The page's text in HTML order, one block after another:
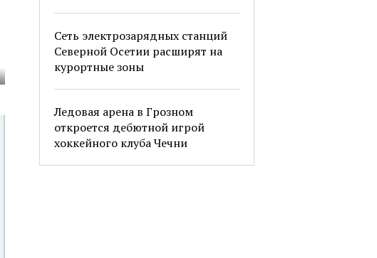
Сеть электрозарядных станций
Северной Осетии расширят на
курортные зоны
Ледовая арена в Грозном
откроется дебютной игрой
хоккейного клуба Чечни